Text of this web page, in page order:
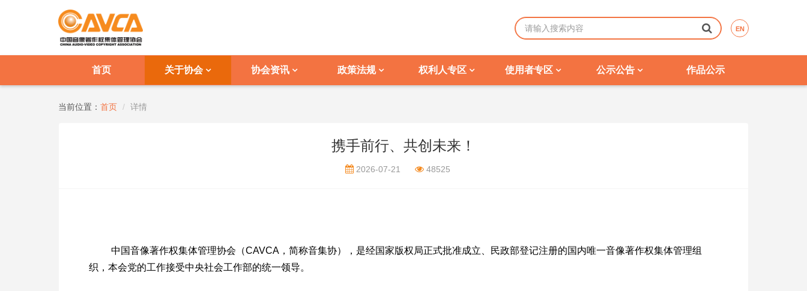
EN
首页 关于协会 协会资讯 政策法规 权利人专区 使用者专区 公示公告 作品公示
当前位置： 首页 详情
携手前行、共创未来！
2026-07-21 48525
中国音像著作权集体管理协会（CAVCA，简称音集协），是经国家版权局正式批准成立、民政部登记注册的国内唯一音像著作权集体管理组
织，本会党的工作接受中央社会工作部的统一领导。